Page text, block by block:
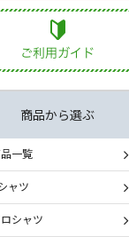
商品から選ぶ
一覧
ャツ
シャツ